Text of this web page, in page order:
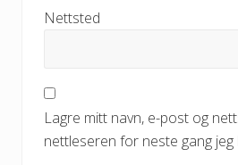
Nettsted
Lagre mitt navn, e-post og
nettleseren for neste gang